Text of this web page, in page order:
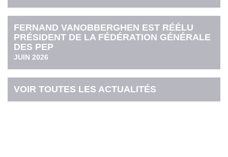
FERNAND VANOBBERGHEN EST RÉÉLU
PRÉSIDENT DE LA FÉDÉRATION GÉNÉRALE
DES PEP
JUIN 2026
VOIR TOUTES LES ACTUALITÉS